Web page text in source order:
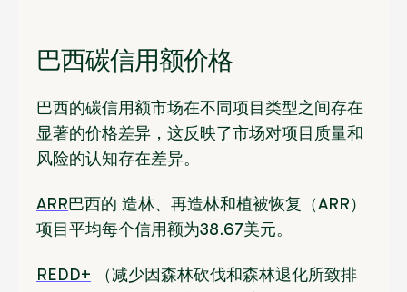
巴西碳信用额价格
巴西的碳信用额市场在不同项目类型之间存在
显著的价格差异，这反映了市场对项目质量和
风险的认知存在差异。
ARR 巴西的 造林、再造林和植被恢复（ARR）
项目平均每个信用额为38.67美元。
REDD+ （减少因森林砍伐和森林退化所致排